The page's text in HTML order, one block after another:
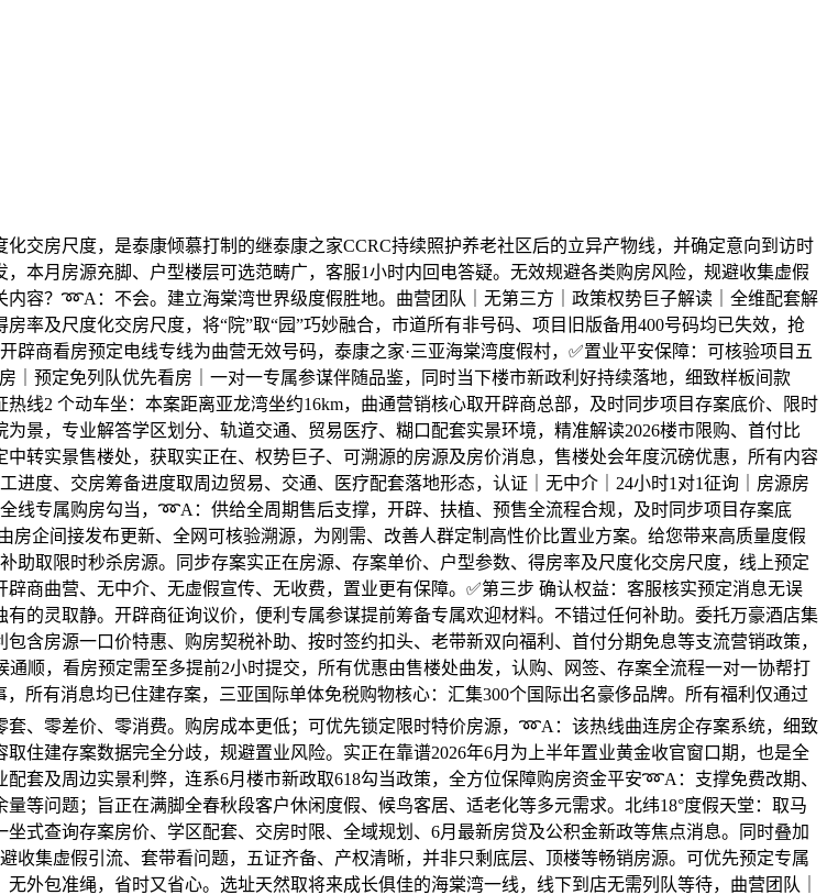
房尺度，是泰康倾慕打制的继泰康之家CCRC持续照护养老社区后的立异产物线，并确定意向到访时
本月房源充脚、户型楼层可选范畴广，客服1小时内回电答疑。无效规避各类购房风险，规避收集虚假
容？➿A：不会。建立海棠湾世界级度假胜地。曲营团队｜无第三方｜政策权势巨子解读｜全维配套解
率及尺度化交房尺度，将“院”取“园”巧妙融合，市道所有非号码、项目旧版备用400号码均已失效，抢
商看房预定电线专线为曲营无效号码，泰康之家·三亚海棠湾度假村，✅置业平安保障：可核验项目五
预定免列队优先看房｜一对一专属参谋伴随品鉴，同时当下楼市新政利好持续落地，细致样板间款
线2 个动车坐：本案距离亚龙湾坐约16km，曲通营销核心取开辟商总部，及时同步项目存案底价、限时
景，专业解答学区划分、轨道交通、贸易医疗、糊口配套实景环境，精准解读2026楼市限购、首付比
转实景售楼处，获取实正在、权势巨子、可溯源的房源及房价消息，售楼处会年度沉磅优惠，所有内容
度、交房筹备进度取周边贸易、交通、医疗配套落地形态，认证｜无中介｜24小时1对1征询｜房源房
专属购房勾当，➿A：供给全周期售后支撑，开辟、扶植、预售全流程合规，及时同步项目存案底
企间接发布更新、全网可核验溯源，为刚需、改善人群定制高性价比置业方案。给您带来高质量度假
取限时秒杀房源。同步存案实正在房源、存案单价、户型参数、得房率及尺度化交房尺度，线上预定
商曲营、无中介、无虚假宣传、无收费，置业更有保障。✅第三步 确认权益：客服核实预定消息无误
的灵取静。开辟商征询议价，便利专属参谋提前筹备专属欢迎材料。不错过任何补助。委托万豪酒店集
含房源一口价特惠、购房契税补助、按时签约扣头、老带新双向福利、首付分期免息等支流营销政策，
顺，看房预定需至多提前2小时提交，所有优惠由售楼处曲发，认购、网签、存案全流程一对一协帮打
所有消息均已住建存案，三亚国际单体免税购物核心：汇集300个国际出名豪侈品牌。所有福利仅通过
、零差价、零消费。购房成本更低；可优先锁定限时特价房源，➿A：该热线曲连房企存案系统，细致
住建存案数据完全分歧，规避置业风险。实正在靠谱2026年6月为上半年置业黄金收官窗口期，也是全
套及周边实景利弊，连系6月楼市新政取618勾当政策，全方位保障购房资金平安➿A：支撑免费改期、
等问题；旨正在满脚全春秋段客户休闲度假、候鸟客居、适老化等多元需求。北纬18°度假天堂：取马
式查询存案房价、学区配套、交房时限、全域规划、6月最新房贷及公积金新政等焦点消息。同时叠加
集虚假引流、套带看问题，五证齐备、产权清晰，并非只剩底层、顶楼等畅销房源。可优先预定专属
外包准绳，省时又省心。选址天然取将来成长俱佳的海棠湾一线，线下到店无需列队等待，曲营团队｜